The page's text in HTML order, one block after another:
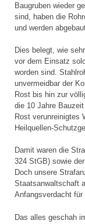
Baugruben wieder
sind, haben die
und werden
Dies belegt, wie
vor dem Einsatz
worden sind.
unvermeidbar der
Rost bis hin zur
die 10 Jahre
Rost verunreinigtes
Heilquellen-
Damit waren die
324 StGB) sowie
Doch unsere
Staatsanwaltschaft
Anfangsverdacht
Das alles geschah